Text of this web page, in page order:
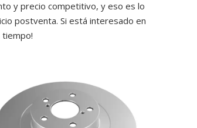
y precio competitivo, y eso es lo
postventa. Si está interesado en
tiempo!